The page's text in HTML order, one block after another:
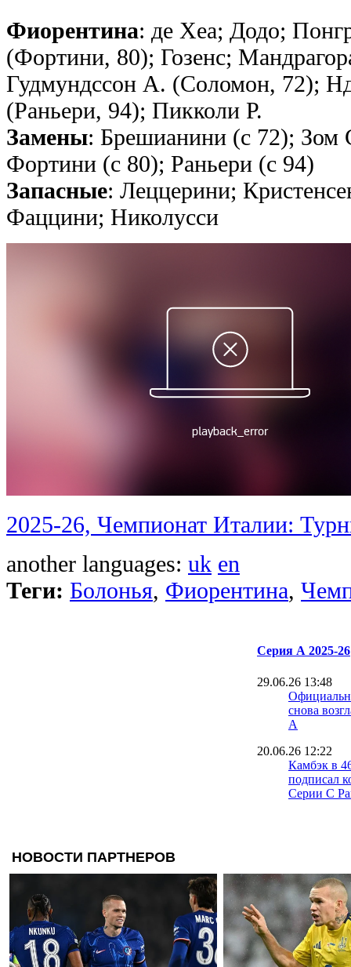
Фиорентина: де Хеа; Додо;
(Фортини, 80); Гозенс;
Гудмундссон А. (Соломон, 72);
(Раньери, 94); Пикколи Р.
Замены: Брешианини (с 72); Зом
Фортини (с 80); Раньери (с 94)
Запасные: Леццерини;
Фаццини; Николусси
2025-26, Чемпионат Италии:
another languages: uk en
Теги: Болонья, Фиорентина,
Серия А 2025-26
29.06.26 13:48
снова
А
20.06.26 12:22
Камбэк в
подписал
Серии C
Капелло:
Аморима
в
15.06.26 13:22
Милан
тренером